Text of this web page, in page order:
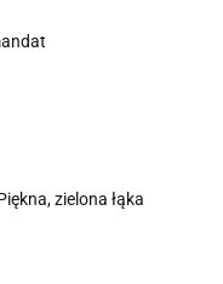
zielona łąka